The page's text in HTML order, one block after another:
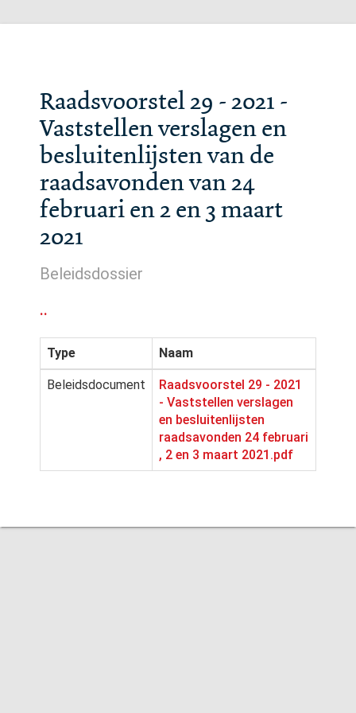
Raadsvoorstel 29 - 2021 -
Vaststellen verslagen en
besluitenlijsten van de
raadsavonden van 24
februari en 2 en 3 maart
2021
Beleidsdossier
..
Type Naam
Beleidsdocument
Raadsvoorstel 29 - 2021
- Vaststellen verslagen
en besluitenlijsten
raadsavonden 24 februari
, 2 en 3 maart 2021.pdf